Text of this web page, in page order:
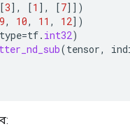
[3] , [1 ] , [7]] )
9, 10, 11 , 12] )
=tf. int32)
(tensor,